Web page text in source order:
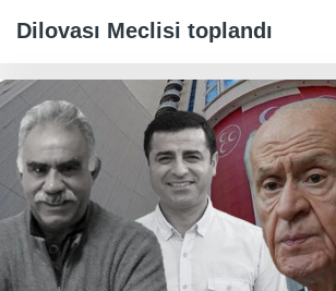
Dilovası Meclisi toplandı